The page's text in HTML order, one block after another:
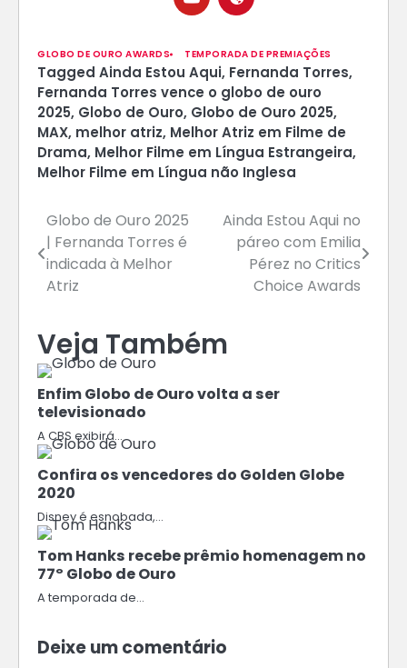
GLOBO DE OURO AWARDS TEMPORADA DE PREMIAÇÕES
Tagged Ainda Estou Aqui, Fernanda Torres,
Fernanda Torres vence o globo de ouro
2025, Globo de Ouro, Globo de Ouro 2025,
MAX, melhor atriz, Melhor Atriz em Filme de
Drama, Melhor Filme em Língua Estrangeira,
Melhor Filme em Língua não Inglesa
Navegação
de
Post
Globo de Ouro 2025
| Fernanda Torres é
indicada à Melhor
Atriz
Ainda Estou Aqui no
páreo com Emilia
Pérez no Critics
Choice Awards
Veja Também
Enfim Globo de Ouro volta a ser
televisionado
A CBS exibirá…
Confira os vencedores do Golden Globe
2020
Disney é esnobada,…
Tom Hanks recebe prêmio homenagem no
77º Globo de Ouro
A temporada de…
Deixe um comentário